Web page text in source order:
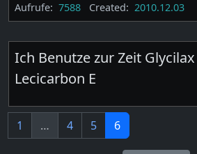
Aufrufe: 7588 Created: 2010.12.03
Ich Benutze zur Zeit
Lecicarbon E
1 … 4 5 6